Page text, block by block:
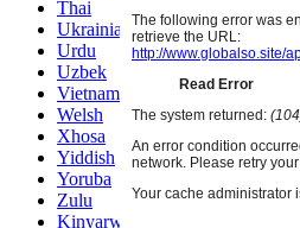
Thai
Ukrainian
Urdu
Uzbek
Vietnamese
Welsh
Xhosa
Yiddish
Yoruba
Zulu
Kinyarwanda